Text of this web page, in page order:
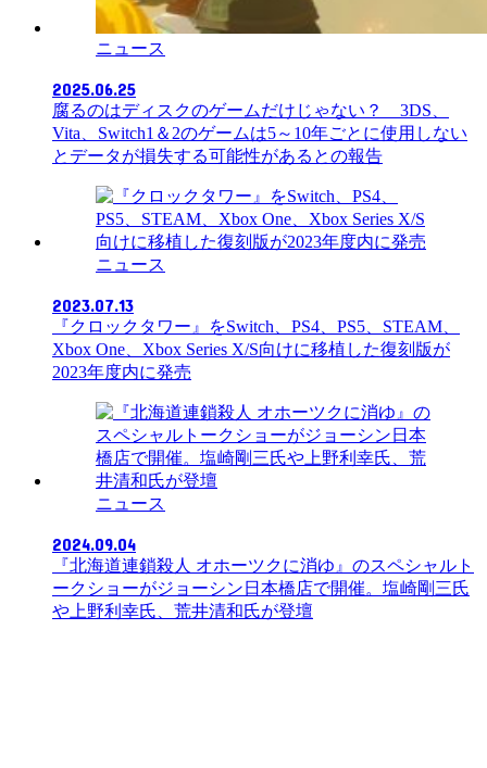
ニュース
2025.06.25
腐るのはディスクのゲームだけじゃない？ 3DS、
Vita、Switch1＆2のゲームは5～10年ごとに使用しない
とデータが損失する可能性があるとの報告
ニュース
2023.07.13
『クロックタワー』をSwitch、PS4、PS5、STEAM、
Xbox One、Xbox Series X/S向けに移植した復刻版が
2023年度内に発売
ニュース
2024.09.04
『北海道連鎖殺人 オホーツクに消ゆ』のスペシャルト
ークショーがジョーシン日本橋店で開催。塩崎剛三氏
や上野利幸氏、荒井清和氏が登壇